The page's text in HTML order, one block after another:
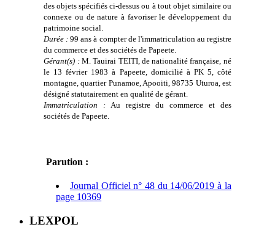
des objets spécifiés ci-dessus ou à tout objet similaire ou
connexe ou de nature à favoriser le développement du
patrimoine social.
Durée : 99 ans à compter de l'immatriculation au registre
du commerce et des sociétés de Papeete.
Gérant(s) :M. Tauirai TEITI, de nationalité française, né
le 13 février 1983 à Papeete, domicilié à PK 5, côté
montagne, quartier Punamoe, Apooiti, 98735 Uturoa, est
désigné statutairement en qualité de gérant.
Immatriculation : Au registre du commerce et des
sociétés de Papeete.
Parution :
Journal Officiel n° 48 du 14/06/2019 à la
page 10369
LEXPOL